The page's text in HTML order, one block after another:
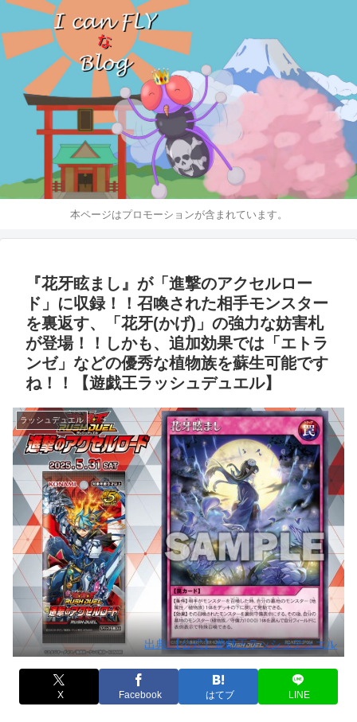
本ページはプロモーションが含まれています。
『花牙眩まし』が「進撃のアクセルロー
ド」に収録！！召喚された相手モンスター
を裏返す、「花牙(かげ)」の強力な妨害札
が登場！！しかも、追加効果では「エトラ
ンゼ」などの優秀な植物族を蘇生可能です
ね！！【遊戯王ラッシュデュエル】
ラッシュデュエル
出典:【公式】遊戯王ラッシュデュエル
X Facebook はてブ LINE